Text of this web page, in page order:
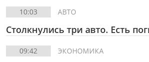
10:03 АВТО
Столкнулись три авто. Есть
09:42 ЭКОНОМИКА